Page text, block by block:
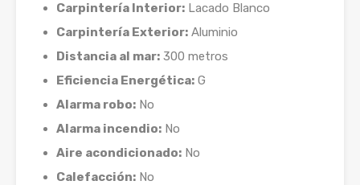
Carpintería Interior: Lacado Blanco
Carpintería Exterior: Aluminio
Distancia al mar: 300 metros
Eficiencia Energética: G
Alarma robo: No
Alarma incendio: No
Aire acondicionado: No
Calefacción: No